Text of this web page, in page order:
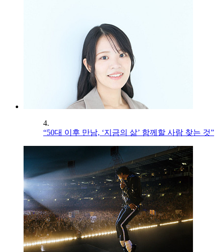
4.
“50대 이후 만남, ‘지금의 삶’ 함께할 사람 찾는 것”